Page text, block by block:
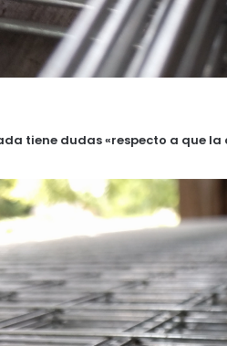
tiene dudas «respecto a que